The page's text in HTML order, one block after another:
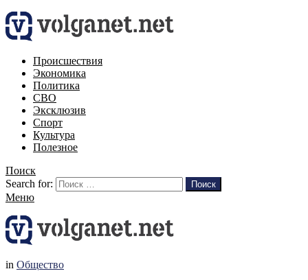
Происшествия
Экономика
Политика
СВО
Эксклюзив
Спорт
Культура
Полезное
Поиск
Search for:
Поиск
Меню
in Общество